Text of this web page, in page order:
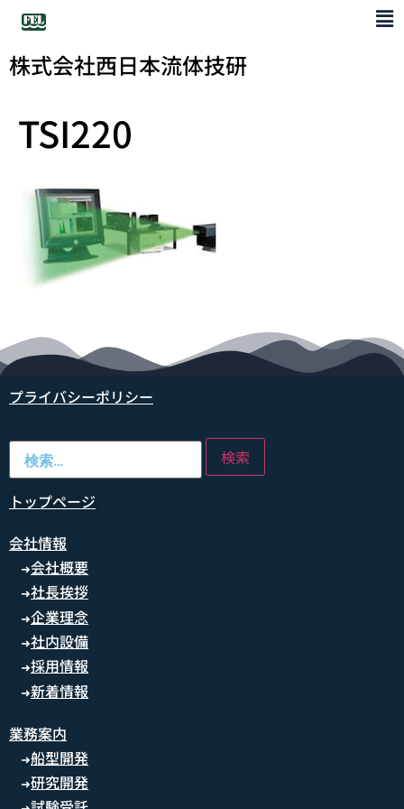
株式会社西日本流体技研
TSI220
プライバシーポリシー
トップページ
会社情報
➜会社概要
➜社長挨拶
➜企業理念
➜社内設備
➜採用情報
➜新着情報
業務案内
➜船型開発
➜研究開発